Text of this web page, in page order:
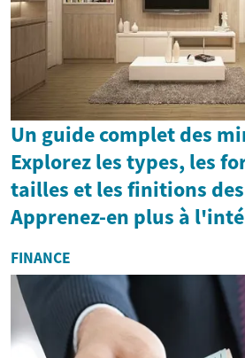
Un guide complet des
Explorez les types, les
tailles et les finitions
Apprenez-en plus à
FINANCE